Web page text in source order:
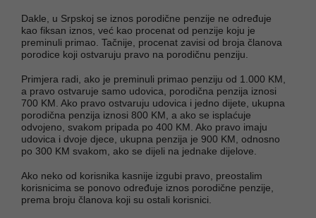
Dakle, u Srpskoj se iznos porodične penzije ne određuje
kao fiksan iznos, već kao procenat od penzije koju je
preminuli primao. Tačnije, procenat zavisi od broja članova
porodice koji ostvaruju pravo na porodičnu penziju.
Primjera radi, ako je preminuli primao penziju od 1.000 KM,
a pravo ostvaruje samo udovica, porodična penzija iznosi
700 KM. Ako pravo ostvaruju udovica i jedno dijete, ukupna
porodična penzija iznosi 800 KM, a ako se isplaćuje
odvojeno, svakom pripada po 400 KM. Ako pravo imaju
udovica i dvoje djece, ukupna penzija je 900 KM, odnosno
po 300 KM svakom, ako se dijeli na jednake dijelove.
Ako neko od korisnika kasnije izgubi pravo, preostalim
korisnicima se ponovo određuje iznos porodične penzije,
prema broju članova koji su ostali korisnici.